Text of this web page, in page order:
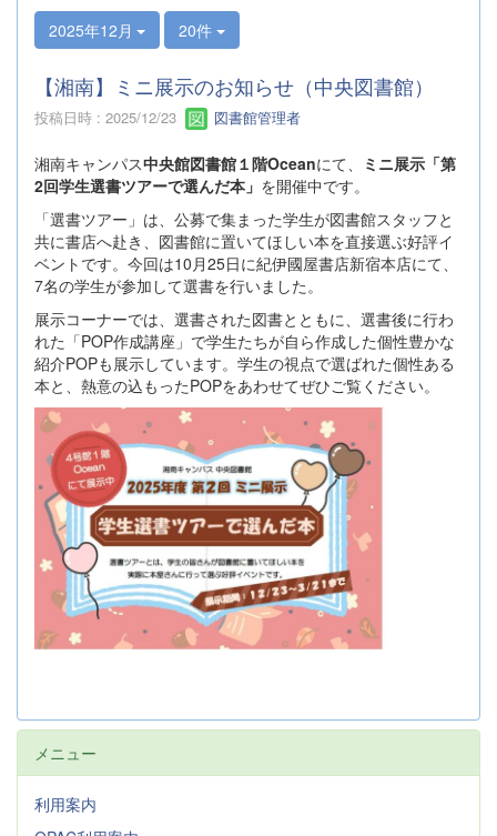
2025年12月 20件
【湘南】ミニ展示のお知らせ（中央図書館）
投稿日時 : 2025/12/23 図書館管理者
湘南キャンパス中央館図書館１階Oceanにて、
ミニ展示「第
2回学生選書ツアーで選んだ本」 を開催中です。
「選書ツアー」は、公募で集まった学生が図書館スタッフと
共に書店へ赴き、図書館に置いてほしい本を直接選ぶ好評イ
ベントです。今回は10月25日に紀伊國屋書店新宿本店にて、
7名の学生が参加して選書を行いました。
展示コーナーでは、選書された図書とともに、選書後に行わ
れた「POP作成講座」で学生たちが自ら作成した個性豊かな
紹介POPも展示しています。学生の視点で選ばれた個性ある
本と、熱意の込もったPOPをあわせてぜひご覧ください。
メニュー
利用案内